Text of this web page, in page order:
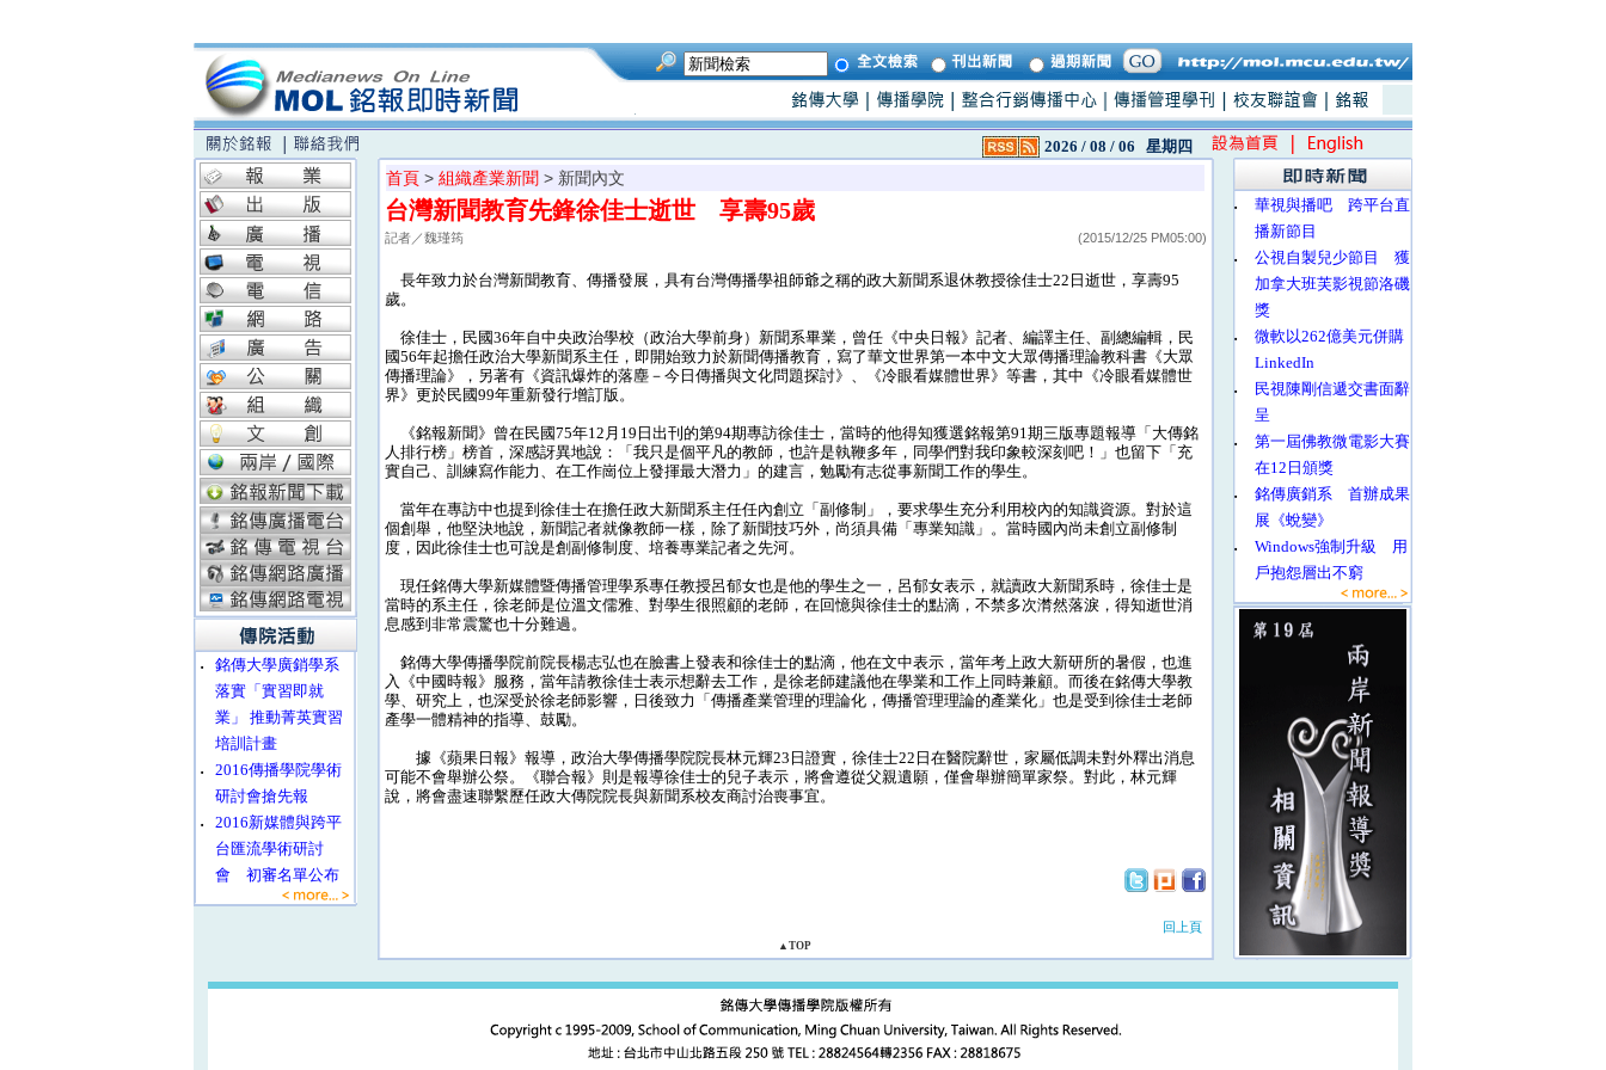
2026 / 08 / 06 星期四
‧
銘傳大學廣銷學系
落實「實習即就
業」 推動菁英實習
培訓計畫
‧
2016傳播學院學術
研討會搶先報
‧
2016新媒體與跨平
台匯流學術研討
會 初審名單公布
首頁 > 組織產業新聞 > 新聞內文
台灣新聞教育先鋒徐佳士逝世 享壽95歲
記者／魏瑾筠 (2015/12/25 PM05:00)
長年致力於台灣新聞教育、傳播發展，具有台灣傳播學祖師爺之稱的政大新聞系退休教授徐佳士22日逝世，享壽95
歲。
徐佳士，民國36年自中央政治學校（政治大學前身）新聞系畢業，曾任《中央日報》記者、編譯主任、副總編輯，民
國56年起擔任政治大學新聞系主任，即開始致力於新聞傳播教育，寫了華文世界第一本中文大眾傳播理論教科書《大眾
傳播理論》，另著有《資訊爆炸的落塵－今日傳播與文化問題探討》、《冷眼看媒體世界》等書，其中《冷眼看媒體世
界》更於民國99年重新發行增訂版。
《銘報新聞》曾在民國75年12月19日出刊的第94期專訪徐佳士，當時的他得知獲選銘報第91期三版專題報導「大傳銘
人排行榜」榜首，深感訝異地說：「我只是個平凡的教師，也許是執鞭多年，同學們對我印象較深刻吧！」也留下「充
實自己、訓練寫作能力、在工作崗位上發揮最大潛力」的建言，勉勵有志從事新聞工作的學生。
當年在專訪中也提到徐佳士在擔任政大新聞系主任任內創立「副修制」，要求學生充分利用校內的知識資源。對於這
個創舉，他堅決地說，新聞記者就像教師一樣，除了新聞技巧外，尚須具備「專業知識」。當時國內尚未創立副修制
度，因此徐佳士也可說是創副修制度、培養專業記者之先河。
現任銘傳大學新媒體暨傳播管理學系專任教授呂郁女也是他的學生之一，呂郁女表示，就讀政大新聞系時，徐佳士是
當時的系主任，徐老師是位溫文儒雅、對學生很照顧的老師，在回憶與徐佳士的點滴，不禁多次潸然落淚，得知逝世消
息感到非常震驚也十分難過。
銘傳大學傳播學院前院長楊志弘也在臉書上發表和徐佳士的點滴，他在文中表示，當年考上政大新研所的暑假，也進
入《中國時報》服務，當年請教徐佳士表示想辭去工作，是徐老師建議他在學業和工作上同時兼顧。而後在銘傳大學教
學、研究上，也深受於徐老師影響，日後致力「傳播產業管理的理論化，傳播管理理論的產業化」也是受到徐佳士老師
產學一體精神的指導、鼓勵。
據《蘋果日報》報導，政治大學傳播學院院長林元輝23日證實，徐佳士22日在醫院辭世，家屬低調未對外釋出消息
可能不會舉辦公祭。《聯合報》則是報導徐佳士的兒子表示，將會遵從父親遺願，僅會舉辦簡單家祭。對此，林元輝
說，將會盡速聯繫歷任政大傳院院長與新聞系校友商討治喪事宜。
回上頁
▲TOP
‧
華視與播吧 跨平台直
播新節目
‧
公視自製兒少節目 獲
加拿大班芙影視節洛磯
獎
‧
微軟以262億美元併購
LinkedIn
‧
民視陳剛信遞交書面辭
呈
‧
第一屆佛教微電影大賽
在12日頒獎
‧
銘傳廣銷系 首辦成果
展《蛻變》
‧
Windows強制升級 用
戶抱怨層出不窮